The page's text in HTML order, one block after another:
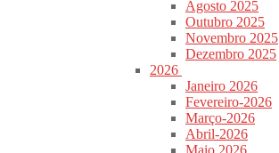
Agosto 2025
Outubro 2025
Novembro 2025
Dezembro 2025
2026
Janeiro 2026
Fevereiro-2026
Março-2026
Abril-2026
Maio 2026